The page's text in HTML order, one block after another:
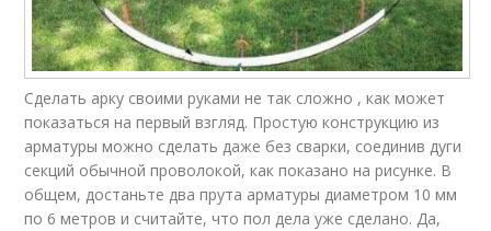
Сделать арку своими руками не так сложно , как может
показаться на первый взгляд. Простую конструкцию из
арматуры можно сделать даже без сварки, соединив дуги
секций обычной проволокой, как показано на рисунке. В
общем, достаньте два прута арматуры диаметром 10 мм
по 6 метров и считайте, что пол дела уже сделано. Да,